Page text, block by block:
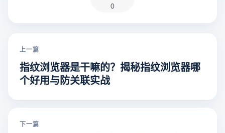
0
上一篇
指纹浏览器是干嘛的？揭秘指纹浏览器哪
个好用与防关联实战
下一篇